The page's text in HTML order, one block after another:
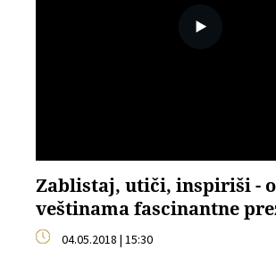
Zablistaj, utiči, inspiriši -
veštinama fascinantne
04.05.2018 | 15:30